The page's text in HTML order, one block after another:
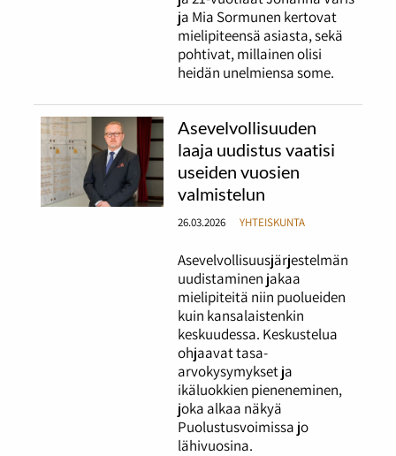
ja Mia Sormunen kertovat
mielipiteensä asiasta, sekä
pohtivat, millainen olisi
heidän unelmiensa some.
Asevelvollisuuden
laaja uudistus vaatisi
useiden vuosien
valmistelun
26.03.2026 YHTEISKUNTA
Asevelvollisuusjärjestelmän
uudistaminen jakaa
mielipiteitä niin puolueiden
kuin kansalaistenkin
keskuudessa. Keskustelua
ohjaavat tasa-
arvokysymykset ja
ikäluokkien pieneneminen,
joka alkaa näkyä
Puolustusvoimissa jo
lähivuosina.